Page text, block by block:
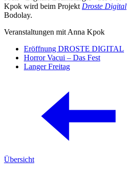
Kpok wird beim Projekt Droste Digital
Bodolay.
Veranstaltungen mit Anna Kpok
Eröffnung DROSTE DIGITAL
Horror Vacui – Das Fest
Langer Freitag
Übersicht